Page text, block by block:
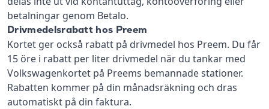
betalningar genom Betalo.
Drivmedelsrabatt hos Preem
Kortet ger också rabatt på drivmedel hos Preem. Du får
15 öre i rabatt per liter drivmedel när du tankar med
Volkswagenkortet på Preems bemannade stationer.
Rabatten kommer på din månadsräkning och dras
automatiskt på din faktura.